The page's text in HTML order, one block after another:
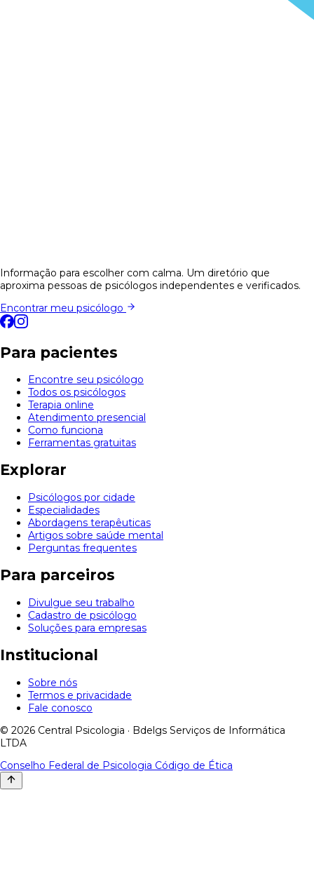
Informação para escolher com calma. Um diretório que
aproxima pessoas de psicólogos independentes e verificados.
Encontrar meu psicólogo
Para pacientes
Encontre seu psicólogo
Todos os psicólogos
Terapia online
Atendimento presencial
Como funciona
Ferramentas gratuitas
Explorar
Psicólogos por cidade
Especialidades
Abordagens terapêuticas
Artigos sobre saúde mental
Perguntas frequentes
Para parceiros
Divulgue seu trabalho
Cadastro de psicólogo
Soluções para empresas
Institucional
Sobre nós
Termos e privacidade
Fale conosco
© 2026 Central Psicologia · Bdelgs Serviços de Informática
LTDA
Conselho Federal de Psicologia Código de Ética